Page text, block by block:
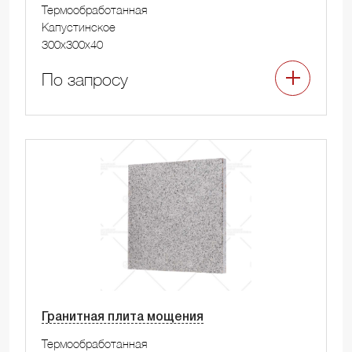
Термообработанная
Капустинское
300x300x40
По запросу
Гранитная плита мощения
Термообработанная